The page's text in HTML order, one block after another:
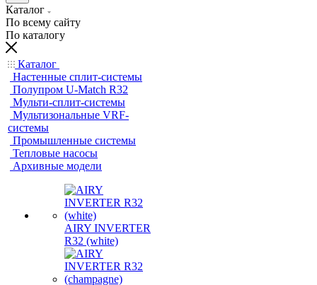
Каталог
По всему сайту
По каталогу
Каталог
Настенные сплит-системы
Полупром U-Match R32
Мульти-сплит-системы
Мультизональные VRF-
системы
Промышленные системы
Тепловые насосы
Архивные модели
AIRY INVERTER
R32 (white)